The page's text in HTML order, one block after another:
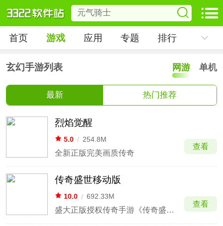
首页 游戏 应用 专题 排行
玄幻手游列表 网游 单机
最新 热门推荐
烈焰觉醒
5.0 / 254.8M
全新正版完美画质传奇
查看
传奇盛世移动版
10.0 / 692.33M
盛大正版授权传奇手游《传奇盛世2》震撼上线
查看